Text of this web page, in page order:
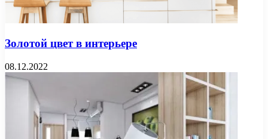
Золотой цвет в интерьере
08.12.2022